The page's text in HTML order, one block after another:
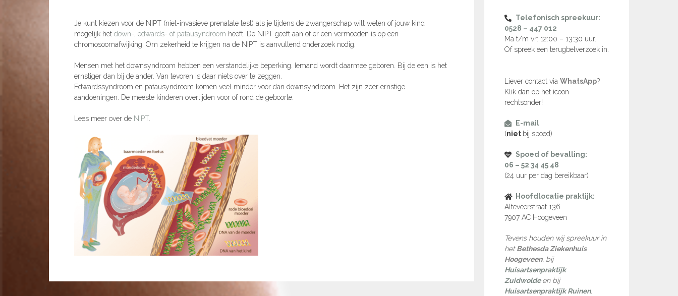
Je kunt kiezen voor de NIPT (niet-invasieve prenatale test) als je tijdens de zwangerschap wilt weten of jouw kind
mogelijk het down-, edwards- of patausyndroom heeft. De NIPT geeft aan of er een vermoeden is op een
chromosoomafwijking. Om zekerheid te krijgen na de NIPT is aanvullend onderzoek nodig.
Mensen met het downsyndroom hebben een verstandelijke beperking. Iemand wordt daarmee geboren. Bij de een is het
ernstiger dan bij de ander. Van tevoren is daar niets over te zeggen.
Edwardssyndroom en patausyndroom komen veel minder voor dan downsyndroom. Het zijn zeer ernstige
aandoeningen. De meeste kinderen overlijden voor of rond de geboorte.
Lees meer over de NIPT.
Telefonisch spreekuur:
0528 – 447 012
Ma t/m vr: 12:00 – 13:30 uur.
Of spreek een terugbelverzoek in.
Liever contact via WhatsApp?
Klik dan op het icoon
rechtsonder!
E-mail
(niet bij spoed)
Spoed of bevalling:
06 – 52 34 45 48
(24 uur per dag bereikbaar)
Hoofdlocatie praktijk:
Alteveerstraat 136
7907 AC Hoogeveen
Tevens houden wij spreekuur in
hetBethesda Ziekenhuis
Hoogeveen, bij
Huisartsenpraktijk
Zuidwolde en bij
Huisartsenpraktijk Ruinen.